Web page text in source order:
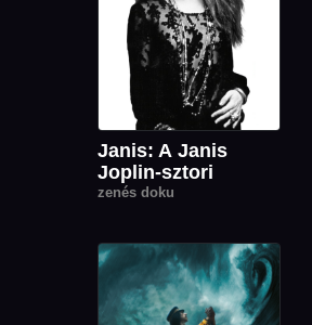
Janis: A Janis
Joplin-sztori
zenés doku